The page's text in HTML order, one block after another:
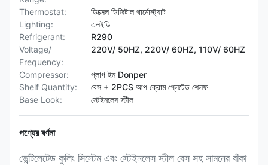
Thermostat:
ডিক্সেল ডিজিটাল থার্মোস্ট্যাট
Lighting:
এলইডি
Refrigerant:
R290
Voltage/
Frequency:
220V/ 50HZ, 220V/ 60HZ, 110V/ 60HZ
Compressor:
প্লাগ ইন Donper
Shelf Quantity:
বেস + 2PCS আপ ক্রোম প্লেটেড শেলফ
Base Look:
স্টেইনলেস স্টীল
পণ্যের বর্ণনা
ভেন্টিলেটেড কুলিং সিস্টেম এবং স্টেইনলেস স্টীল বেস সহ সামনের বাঁকা